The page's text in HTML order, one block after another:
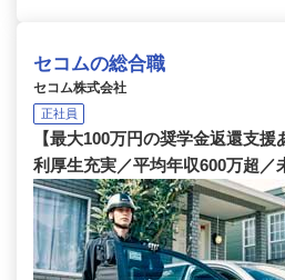
セコムの総合職
セコム株式会社
正社員
【最大100万円の奨学金返還支
利厚生充実／平均年収600万超／